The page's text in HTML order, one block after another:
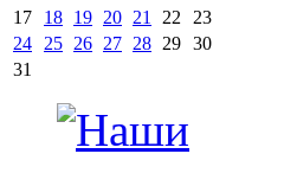
17
18 19 20 21 22
23
24
25 26 27 28 29 30
31